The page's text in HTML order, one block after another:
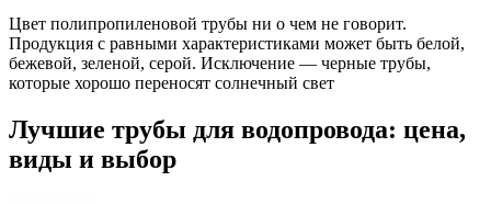
Цвет полипропиленовой трубы ни о чем не говорит.
Продукция с равными характеристиками может быть белой,
бежевой, зеленой, серой. Исключение — черные трубы,
которые хорошо переносят солнечный свет
Лучшие трубы для водопровода: цена,
виды и выбор